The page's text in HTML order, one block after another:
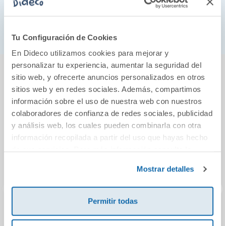
Tu Configuración de Cookies
En Dideco utilizamos cookies para mejorar y
personalizar tu experiencia, aumentar la seguridad del
sitio web, y ofrecerte anuncios personalizados en otros
sitios web y en redes sociales. Además, compartimos
información sobre el uso de nuestra web con nuestros
colaboradores de confianza de redes sociales, publicidad
y análisis web, los cuales pueden combinarla con otra
información recopilada a partir del uso que hayas hecho
Mostrar detalles
Permitir todas
Dimensiones: 18 x 7cm.
Formato abanico.
También podría gustarte...
El Libro
Investigación en